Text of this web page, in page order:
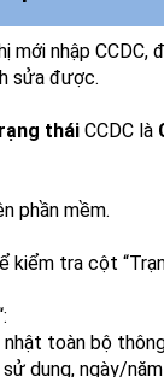
nhập CCDC,
sửa được.
thái CCDC là
phần mềm.
kiểm tra cột
nhật toàn bộ
dụng, ngày/